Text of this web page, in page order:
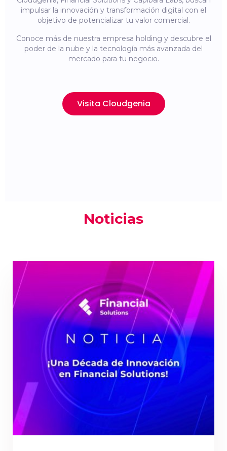
impulsar la innovación y transformación digital con el
objetivo de potencializar tu valor comercial.
Conoce más de nuestra empresa holding y descubre el
poder de la nube y la tecnología más avanzada del
mercado para tu negocio.
Visita Cloudgenia
Noticias